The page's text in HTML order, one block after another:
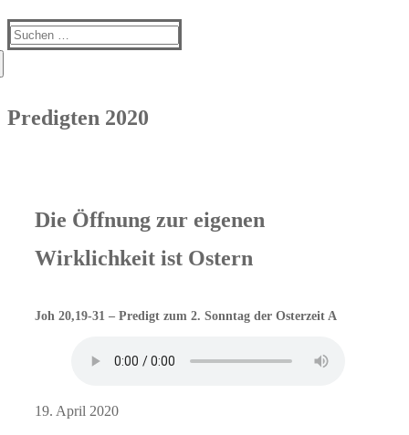
Suchen
Predigten 2020
Die Öffnung zur eigenen
Wirklichkeit ist Ostern
Joh 20,19-31 – Predigt zum 2. Sonntag der Osterzeit A
19. April 2020